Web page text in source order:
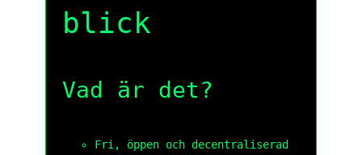
blick
Vad är det?
Fri, öppen och decentraliserad